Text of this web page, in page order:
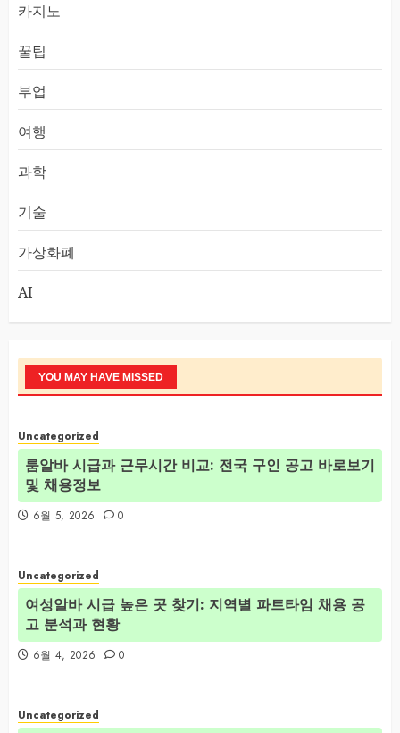
카지노
꿀팁
부업
여행
과학
기술
가상화폐
AI
YOU MAY HAVE MISSED
Uncategorized
룸알바 시급과 근무시간 비교: 전국 구인 공고 바로보기
및 채용정보
6월 5, 2026 0
Uncategorized
여성알바 시급 높은 곳 찾기: 지역별 파트타임 채용 공
고 분석과 현황
6월 4, 2026 0
Uncategorized